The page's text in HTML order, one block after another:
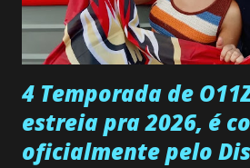
ter sido vítima da fúria de Gabriel.
que a clínica inseminou por engano
...
4 Temporada de
estreia pra 2026, é
oficialmente pelo